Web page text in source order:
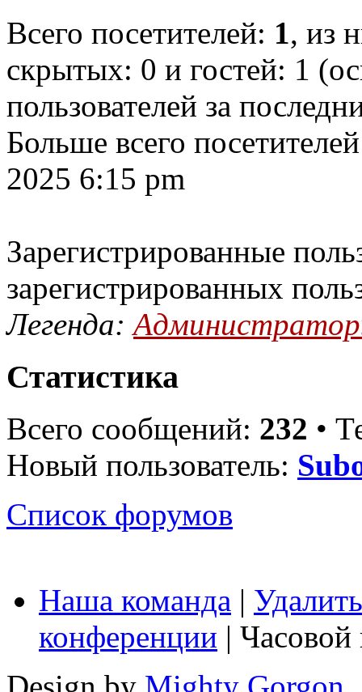
Всего посетителей: 1, из
скрытых: 0 и гостей: 1
пользователей за
Больше всего
2025 6:15 pm
Зарегистрированные
зарегистрированных
Легенда:
Статистика
Всего сообщений: 232 •
Новый пользователь:
Список форумов
Наша команда |
конференции |